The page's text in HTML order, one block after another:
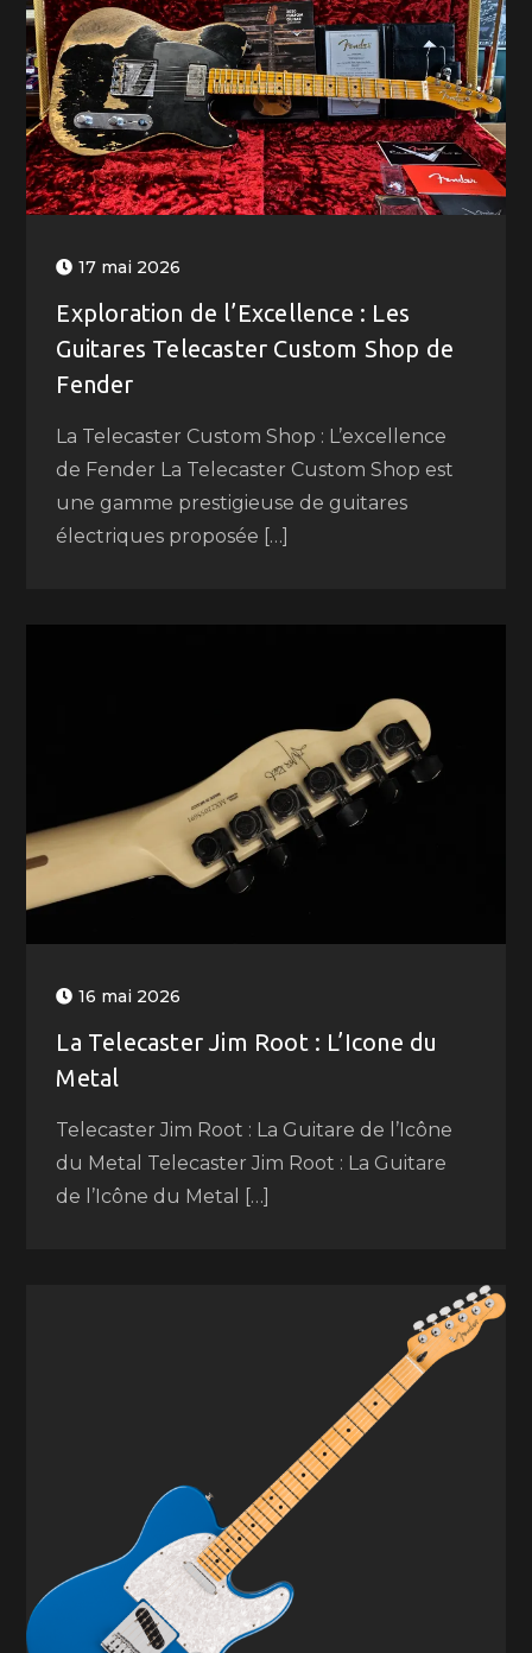
17 mai 2026
Exploration de l’Excellence : Les
Guitares Telecaster Custom Shop de
Fender
La Telecaster Custom Shop : L’excellence
de Fender La Telecaster Custom Shop est
une gamme prestigieuse de guitares
électriques proposée […]
16 mai 2026
La Telecaster Jim Root : L’Icone du
Metal
Telecaster Jim Root : La Guitare de l’Icône
du Metal Telecaster Jim Root : La Guitare
de l’Icône du Metal […]